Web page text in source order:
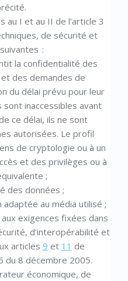
au I et au II de l’article 3
de sécurité et
:
la confidentialité des
des demandes de
du délai prévu pour leur
inaccessibles avant
ce délai, ils ne sont
autorisées. Le profil
de cryptologie ou à un
et des privilèges ou à
;
des données ;
au média utilisé ;
exigences fixées dans
d’interopérabilité et
articles 9 et 11 de
du 8 décembre 2005.
économique, de